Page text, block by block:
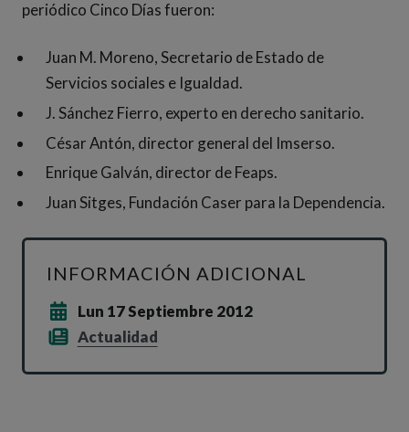
periódico Cinco Días fueron:
Juan M. Moreno, Secretario de Estado de
Servicios sociales e Igualdad.
J. Sánchez Fierro, experto en derecho sanitario.
César Antón, director general del Imserso.
Enrique Galván, director de Feaps.
Juan Sitges, Fundación Caser para la Dependencia.
INFORMACIÓN ADICIONAL
Lun 17 Septiembre 2012
Actualidad